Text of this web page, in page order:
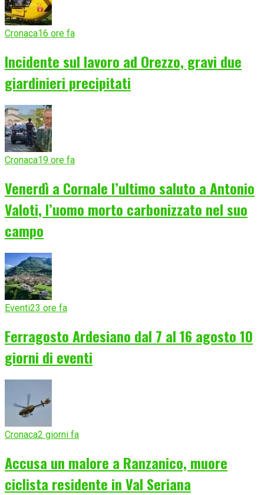
Cronaca16 ore fa
Incidente sul lavoro ad Orezzo, gravi due
giardinieri precipitati
Cronaca19 ore fa
Venerdì a Cornale l’ultimo saluto a Antonio
Valoti, l’uomo morto carbonizzato nel suo
campo
Eventi23 ore fa
Ferragosto Ardesiano dal 7 al 16 agosto 10
giorni di eventi
Cronaca2 giorni fa
Accusa un malore a Ranzanico, muore
ciclista residente in Val Seriana